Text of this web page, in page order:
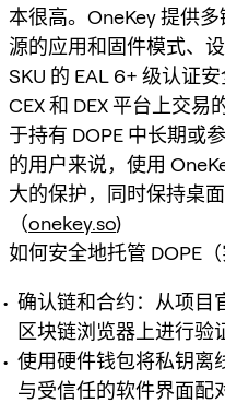
本很高。OneKey 提供
源的应用和固件模式、
SKU 的 EAL 6+ 级认证
CEX 和 DEX 平台上交
于持有 DOPE 中长期或
的用户来说，使用
大的保护，同时保持桌
（onekey.so)
如何安全地托管 DOPE（
确认链和合约：从项目
区块链浏览器上进行验
使用硬件钱包将私钥离
与受信任的软件界面配